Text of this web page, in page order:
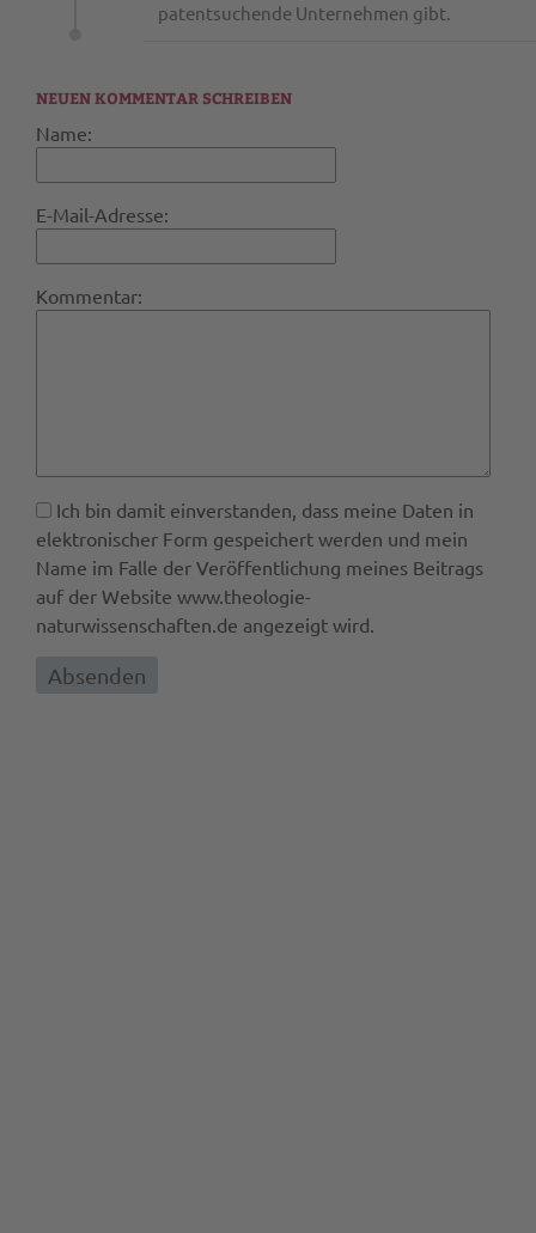
patentsuchende Unternehmen gibt.
NEUEN KOMMENTAR SCHREIBEN
Name:
E-Mail-Adresse:
Kommentar:
Ich bin damit einverstanden, dass meine Daten in
elektronischer Form gespeichert werden und mein
Name im Falle der Veröffentlichung meines Beitrags
auf der Website www.theologie-
naturwissenschaften.de angezeigt wird.